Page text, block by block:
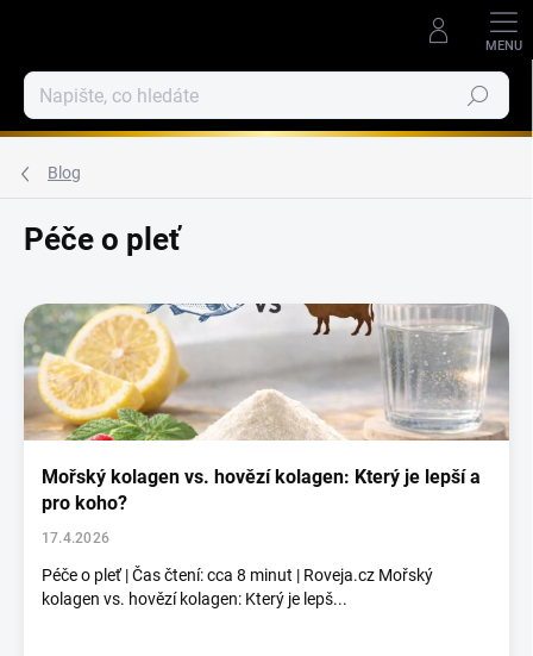
Hledat
Blog
Péče o pleť
ý
p
i
s
č
Mořský kolagen vs. hovězí kolagen: Který je lepší a
pro koho?
17.4.2026
Péče o pleť | Čas čtení: cca 8 minut | Roveja.cz Mořský
kolagen vs. hovězí kolagen: Který je lepš...